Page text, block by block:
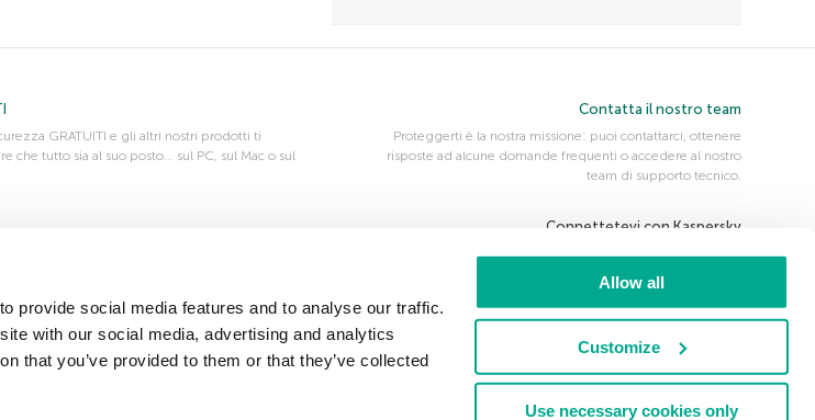
provide social media features and to analyse our traffic.
with our social media, advertising and analytics
that you’ve provided to them or that they’ve collected
Allow all
Customize
Use necessary cookies only
GRATUITI e gli altri nostri prodotti ti
che tutto sia al suo posto… sul PC, sul Mac o sul
nostri prodotti, così da poterne testare tutte le
Contatta il nostro team
Proteggerti è la nostra missione: puoi contattarci, ottenere
risposte ad alcune domande frequenti o accedere al nostro
team di supporto tecnico.
Connettetevi con Kaspersky
Kaspersky Daily